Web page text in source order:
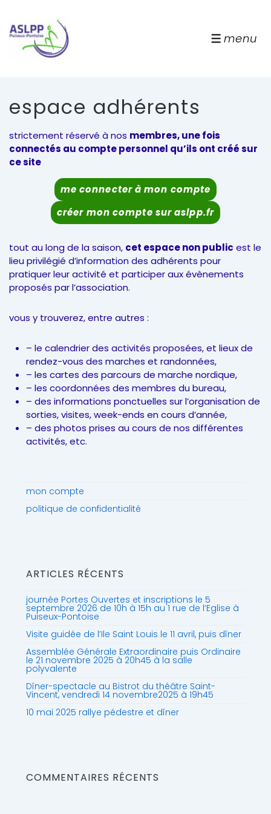
au
contenu
menu
menu
espace adhérents
strictement réservé à nos membres, une fois
connectés au compte personnel qu’ils ont créé sur
ce site
me connecter à mon compte
créer mon compte sur aslpp.fr
tout au long de la saison, cet espace non public est le
lieu privilégié d’information des adhérents pour
pratiquer leur activité et participer aux évènements
proposés par l’association.
vous y trouverez, entre autres :
– le calendrier des activités proposées, et lieux de
rendez-vous des marches et randonnées,
– les cartes des parcours de marche nordique,
– les coordonnées des membres du bureau,
– des informations ponctuelles sur l’organisation de
sorties, visites, week-ends en cours d’année,
– des photos prises au cours de nos différentes
activités, etc.
mon compte
politique de confidentialité
ARTICLES RÉCENTS
journée Portes Ouvertes et inscriptions le 5
septembre 2026 de 10h à 15h au 1 rue de l’Eglise à
Puiseux-Pontoise
Visite guidée de l’Ile Saint Louis le 11 avril, puis dîner
Assemblée Générale Extraordinaire puis Ordinaire
le 21 novembre 2025 à 20h45 à la salle
polyvalente
Dîner-spectacle au Bistrot du théâtre Saint-
Vincent, vendredi 14 novembre2025 à 19h45
10 mai 2025 rallye pédestre et dîner
COMMENTAIRES RÉCENTS